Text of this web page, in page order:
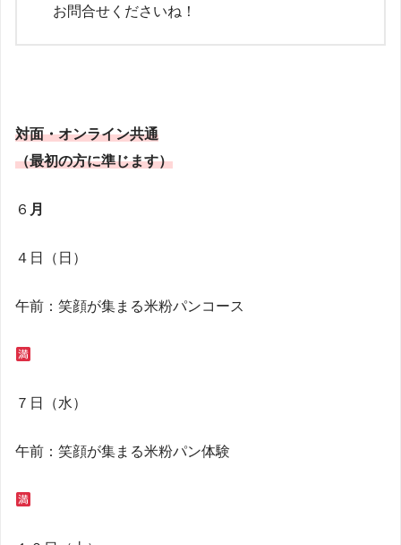
お問合せくださいね！
対面・オンライン共通
（最初の方に準じます）
６ 月
４日（日）
午前：笑顔が集まる米粉パンコース
７日（水）
午前：笑顔が集まる米粉パン体験